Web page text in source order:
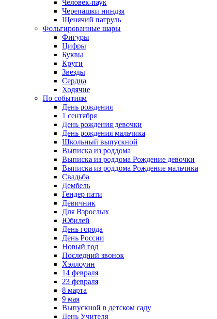
Человек-паук
Черепашки ниндзя
Щенячий патруль
Фольгированные шары
Фигуры
Цифры
Буквы
Круги
Звезды
Сердца
Ходячие
По событиям
День рождения
1 сентября
День рождения девочки
День рождения мальчика
Школьный выпускной
Выписка из роддома
Выписка из роддома Рождение девочки
Выписка из роддома Рождение мальчика
Свадьба
Дембель
Гендер пати
Девичник
Для Взрослых
Юбилей
День города
День России
Новый год
Последний звонок
Хэллоуин
14 февраля
23 февраля
8 марта
9 мая
Выпускной в детском саду
День Учителя